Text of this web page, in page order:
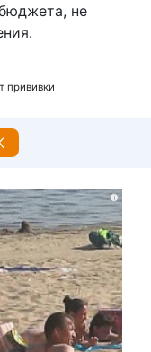
не
прививки
i